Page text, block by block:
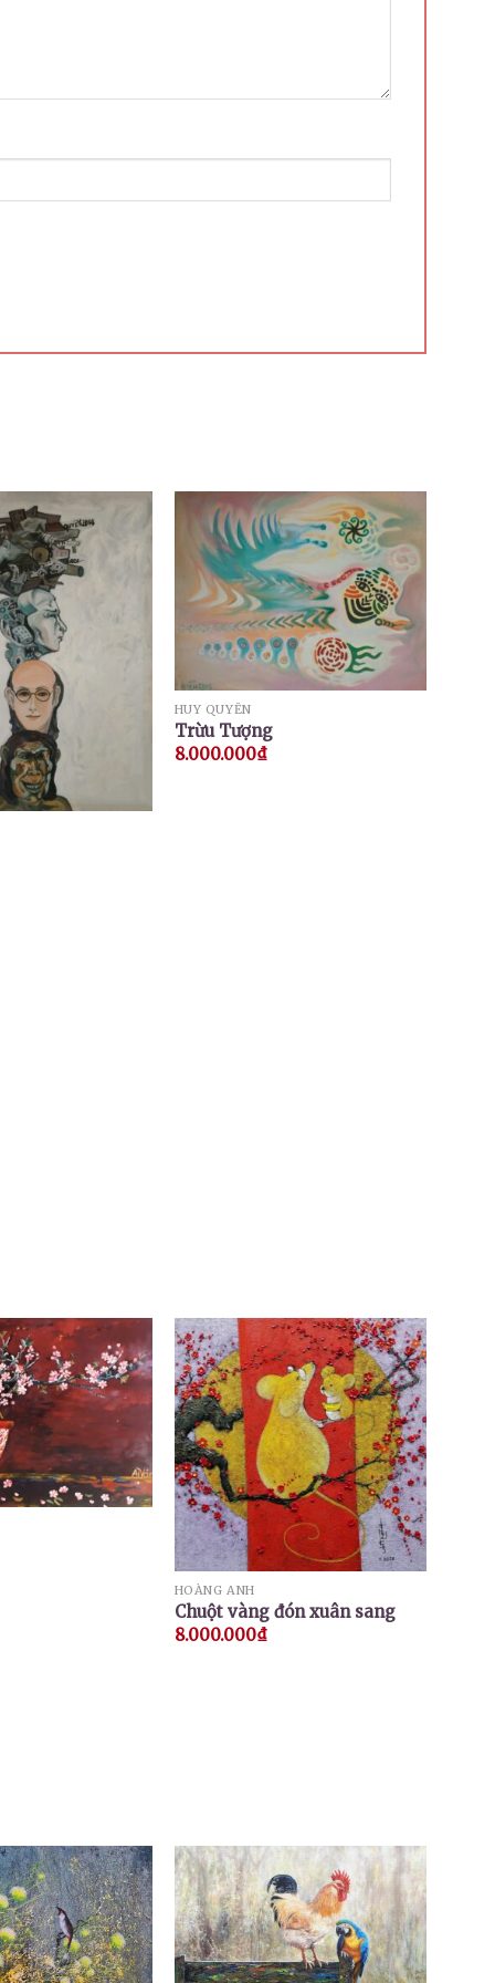
HUY QUYỂN
Trừu Tượng
8.000.000₫
HOÀNG ANH
Chuột vàng đón xuân sang
8.000.000₫